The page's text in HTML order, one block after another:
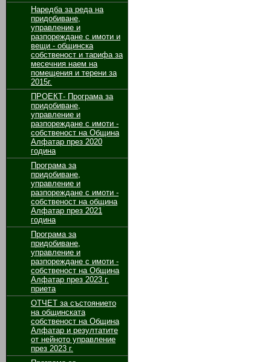
Наредба за реда на
придобиване,
управление и
разпореждане с имоти и
вещи - общинска
собственост и тарифа за
месечния наем на
помещения и терени за
2015г.
ПРОЕКТ- Програма за
придобиване,
управление и
разпореждане с имоти -
собственост на Община
Алфатар през 2020
година
Програма за
придобиване,
управление и
разпореждане с имоти -
собственост на община
Алфатар през 2021
година
Програма за
придобиване,
управление и
разпореждане с имоти -
собственост на Община
Алфатар през 2023 г.
приета
ОТЧЕТ за състоянието
на общинската
собственост на Община
Алфатар и резултатите
от нейното управление
през 2023 г.